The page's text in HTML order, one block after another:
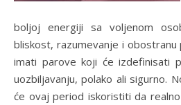
boljoj energiji sa voljenom
bliskost, razumevanje i
imati parove koji će izdefinisati
uozbiljavanju, polako ali sigurno.
će ovaj period iskoristiti da